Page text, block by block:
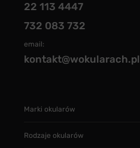
22 113 4447
732 083 732
email:
kontakt@wokularach.pl
Marki okularów
Rodzaje okularów